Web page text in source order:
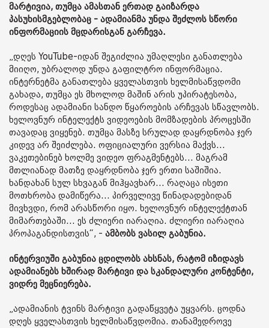
მარტივია, თუმცა ამასთან ერთად გაიზარდა
პასუხისმგებლობაც - ადამიანმა უნდა შეძლოს სწორი
ინფორმაციის მცდარისგან გარჩევა.
„დღეს YouTube-იდან შეგიძლია უმაღლესი განათლება
მიიღო, უბრალოდ უნდა გაფილტრო ინფორმაცია.
ინტერნეტმა განათლება ყველასთვის ხელმისაწვდომი
გახადა, თუმცა ეს მხოლოდ მაშინ არის უპირატესობა,
როდესაც ადამიანი სანდო წყაროების არჩევას სწავლობს.
ხელოვნურ ინტელექტს ვიდეოების მომზადების პროცესში
თავადაც ვიყენებ. თუმცა მასზე სრულად დაყრდნობა ჯერ
კიდევ არ შეიძლება. ოფიციალური ვერსია მაქვს...
ვაკეთებინებ ხოლმე ვიდეო ფრაგმენტებს... მაგრამ
მთლიანად მათზე დაყრდნობა ჯერ ერთი საშიშია.
ხანდახან სულ სხვაგან მიჰყავხარ... რაღაცა ისეთი
მოთხრობა დამიწერა... პირველივე წინადადებიდან
მივხვდი, რომ არასწორი იყო. ხელოვნურ ინტელექტთან
მიმართებაში... ეს ძლიერი იარაღია. ძლიერი იარაღია
პროპაგანდისთვის“, - ამბობს ვასილ გაბუნია.
ინტერვიუში გაბუნია ცდილობს ახსნას, რატომ იზიდავს
ადამიანებს ხშირად მარტივი და სკანდალური კონტენტი,
ვიდრე მეცნიერება.
„ადამიანის ტვინს მარტივი გადაწყვეტა უყვარს. ცოდნა
დღეს ყველასთვის ხელმისაწვდომია. თანამედროვე